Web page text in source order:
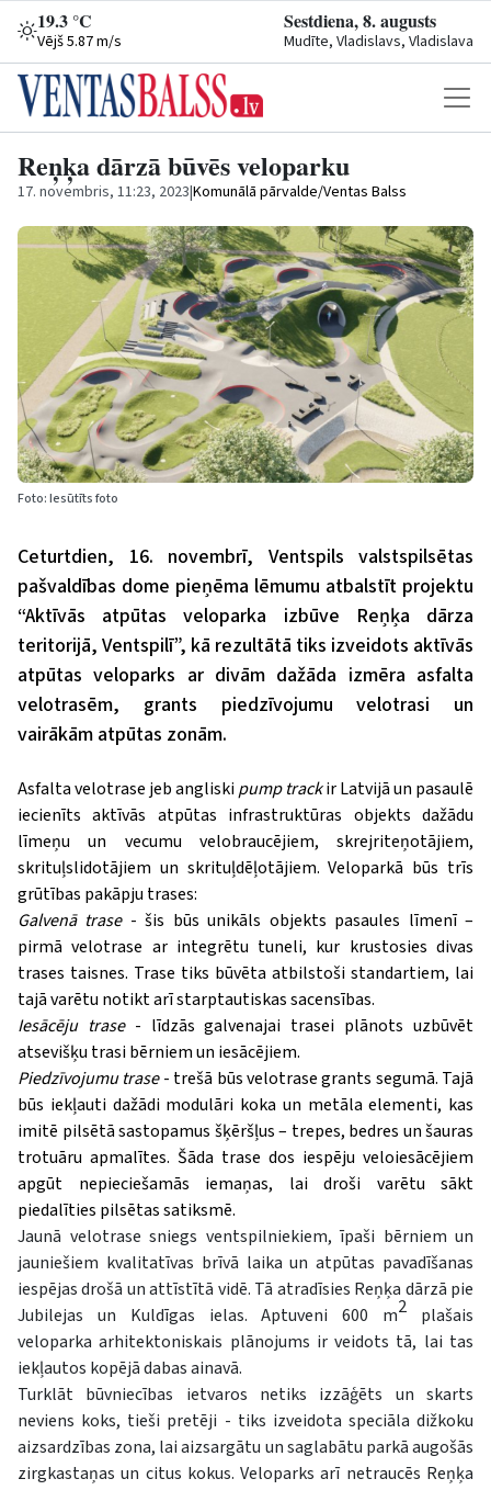
19.3 °C
Vējš 5.87 m/s
Sestdiena, 8. augusts
Mudīte, Vladislavs, Vladislava
Reņķa dārzā būvēs veloparku
17. novembris, 11:23, 2023|Komunālā pārvalde/Ventas Balss
Foto: Iesūtīts foto
Ceturtdien, 16. novembrī, Ventspils valstspilsētas
pašvaldības dome pieņēma lēmumu atbalstīt projektu
“Aktīvās atpūtas veloparka izbūve Reņķa dārza
teritorijā, Ventspilī”, kā rezultātā tiks izveidots aktīvās
atpūtas veloparks ar divām dažāda izmēra asfalta
velotrasēm, grants piedzīvojumu velotrasi un
vairākām atpūtas zonām.
Asfalta velotrase jeb angliskipump trackir Latvijā un pasaulē
iecienīts aktīvās atpūtas infrastruktūras objekts dažādu
līmeņu un vecumu velobraucējiem, skrejriteņotājiem,
skrituļslidotājiem un skrituļdēļotājiem. Veloparkā būs trīs
grūtības pakāpju trases:
Galvenā trase- šis būs unikāls objekts pasaules līmenī –
pirmā velotrase ar integrētu tuneli, kur krustosies divas
trases taisnes. Trase tiks būvēta atbilstoši standartiem, lai
tajā varētu notikt arī starptautiskas sacensības.
Iesācēju trase- līdzās galvenajai trasei plānots uzbūvēt
atsevišķu trasi bērniem un iesācējiem.
Piedzīvojumu trase- trešā būs velotrase grants segumā. Tajā
būs iekļauti dažādi modulāri koka un metāla elementi, kas
imitē pilsētā sastopamus šķēršļus – trepes, bedres un šauras
trotuāru apmalītes. Šāda trase dos iespēju veloiesācējiem
apgūt nepieciešamās iemaņas, lai droši varētu sākt
piedalīties pilsētas satiksmē.
Jaunā velotrase sniegs ventspilniekiem, īpaši bērniem un
jauniešiem kvalitatīvas brīvā laika un atpūtas pavadīšanas
iespējas drošā un attīstītā vidē. Tā atradīsies Reņķa dārzā pie
Jubilejas un Kuldīgas ielas. Aptuveni 600 m2 plašais
veloparka arhitektoniskais plānojums ir veidots tā, lai tas
iekļautos kopējā dabas ainavā.
Turklāt būvniecības ietvaros netiks izzāģēts un skarts
neviens koks, tieši pretēji - tiks izveidota speciāla dižkoku
aizsardzības zona, lai aizsargātu un saglabātu parkā augošās
zirgkastaņas un citus kokus. Veloparks arī netraucēs Reņķa